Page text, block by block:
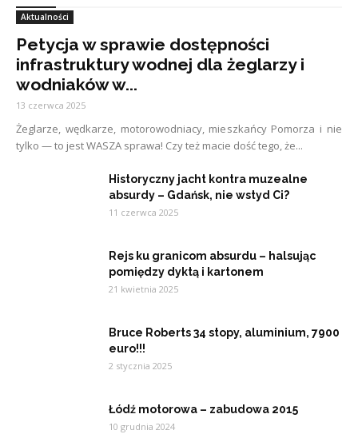
Aktualności
Petycja w sprawie dostępności
infrastruktury wodnej dla żeglarzy i
wodniaków w...
13 czerwca 2025
Żeglarze, wędkarze, motorowodniacy, mieszkańcy Pomorza i nie
tylko — to jest WASZA sprawa! Czy też macie dość tego, że...
Historyczny jacht kontra muzealne
absurdy – Gdańsk, nie wstyd Ci?
11 czerwca 2025
Rejs ku granicom absurdu – halsując
pomiędzy dyktą i kartonem
21 kwietnia 2025
Bruce Roberts 34 stopy, aluminium, 7900
euro!!!
2 stycznia 2025
Łódź motorowa – zabudowa 2015
10 grudnia 2024